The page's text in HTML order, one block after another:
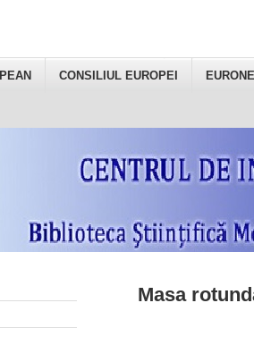
CONSILIUL EUROPEI
Masa